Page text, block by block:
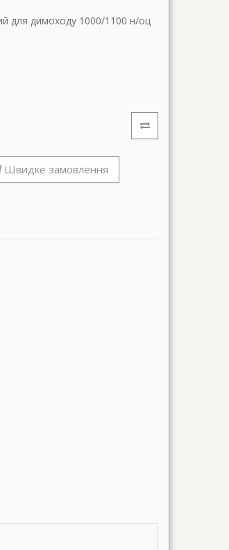
для димоходу 1000/1100 н/оц
Швидке замовлення